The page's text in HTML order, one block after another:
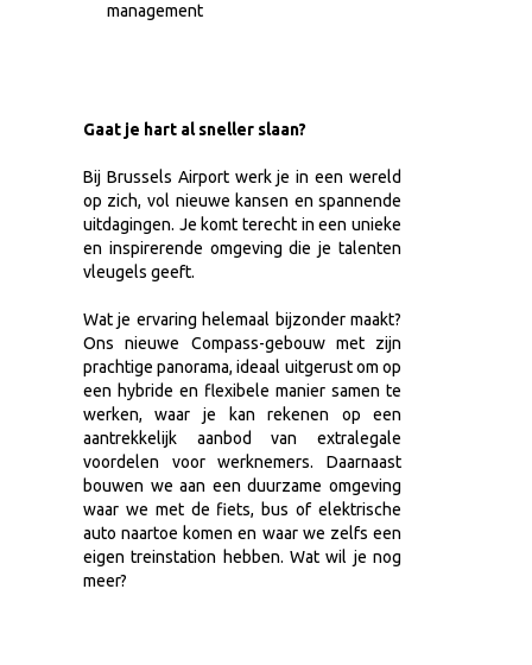
management
Gaat je hart al sneller slaan?
Bij Brussels Airport werk je in een wereld
op zich, vol nieuwe kansen en spannende
uitdagingen. Je komt terecht in een unieke
en inspirerende omgeving die je talenten
vleugels geeft.
Wat je ervaring helemaal bijzonder maakt?
Ons nieuwe Compass-gebouw met zijn
prachtige panorama, ideaal uitgerust om op
een hybride en flexibele manier samen te
werken, waar je kan rekenen op een
aantrekkelijk aanbod van extralegale
voordelen voor werknemers. Daarnaast
bouwen we aan een duurzame omgeving
waar we met de fiets, bus of elektrische
auto naartoe komen en waar we zelfs een
eigen treinstation hebben. Wat wil je nog
meer?